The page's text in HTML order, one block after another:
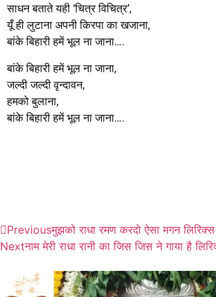
साधन बताते यही ‘चित्र विचित्र’,
यूँ ही लुटाना अपनी किरपा का खजाना,
बांके बिहारी हमें भूल ना जाना….
बांके बिहारी हमें भूल ना जाना,
जल्दी जल्दी वृन्दावन,
हमको बुलाना,
बांके बिहारी हमें भूल ना जाना….
Previousमुझको राधा रमण करदो ऐसा मगन लिरिक्स
Nextनाम मेरी राधा रानी का जिस जिस ने गाया है